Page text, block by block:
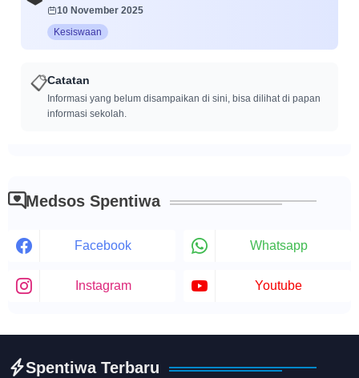
10 November 2025
Kesiswaan
📋Catatan
Informasi yang belum disampaikan di sini, bisa dilihat di papan
informasi sekolah.
Medsos Spentiwa
Facebook Whatsapp
Instagram Youtube
Spentiwa Terbaru